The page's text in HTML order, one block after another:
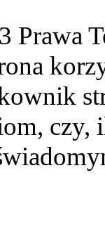
Prawa